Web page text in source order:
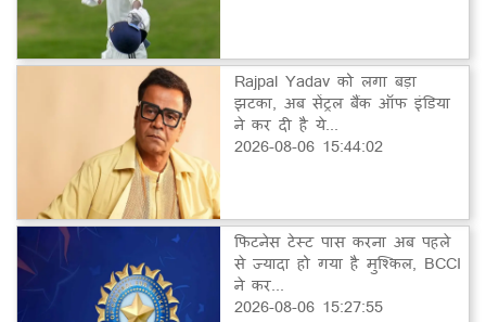
Rajpal Yadav को लगा बड़ा
झटका, अब सेंट्रल बैंक ऑफ इंडिया
ने कर दी है ये...
2026-08-06 15:44:02
फिटनेस टेस्ट पास करना अब पहले
से ज्यादा हो गया है मुश्किल, BCCI
ने कर...
2026-08-06 15:27:55